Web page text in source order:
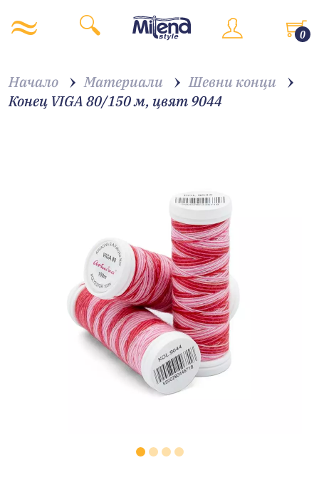
0
Начало Материали
Шевни конци
Конец VIGA 80/150 м, цвят 9044